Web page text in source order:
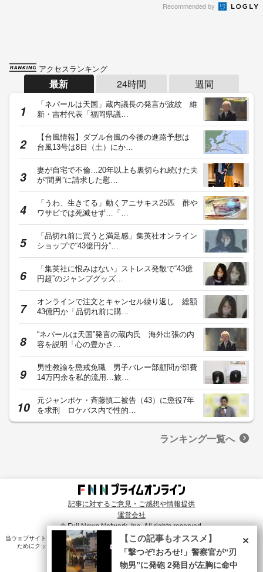
Recommended by
アクセスランキング
最新 24時間 週間
「ネパールは天国」蔵内議長の発言が波紋 維
新・吉村代表「福岡県議…
【台風情報】ダブル台風の今後の進路予想は
台風13号は8日（土）にか…
妻が自宅で不倫…20年以上も裏切られ続けた夫
が“間男”に請求した慰…
「うわ、生きてる」動くアニサキス25匹 酢や
ワサビでは死滅せず…「…
「品切れ前に買うと満足感」集英社オンライン
ショップで“43億円分”…
「集英社に恨みはない」ストレス発散で“43億
円超”のジャンプグッズ…
オンラインで注文とキャンセル繰り返し 総額
43億円か「品切れ前に購…
“ネパールは天国”発言の蔵内氏 海外出張の内
容を説明「心の豊かさ…
男性教諭を懲戒免職 男子バレー部顧問が部費
14万円余を私的流用…旅…
元ジャンポケ・斉藤慎二被告（43）に懲役7年
を求刑 ロケバス内で性的…
ランキング一覧へ
記事に対するご意見・ご感想や情報提供
運営会社
© Fuji News Network, Inc. All rights reserved.
当ウェブサイトでは、ユーザのニーズ・興味・関⼼に合致したコンテンツや広告配信を提供する
ためにクッキーを使⽤しています。詳細は、プライバシーポリシー をご確認ください。×
【この記事もオススメ】
「撃つぞ!おろせ!」警察官が“刃
物男”に発砲 2発目が左胸に命中